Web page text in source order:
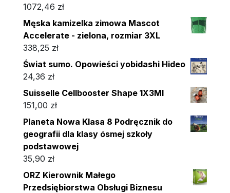
1072,46 zł
Męska kamizelka zimowa Mascot
Accelerate - zielona, rozmiar 3XL
338,25 zł
Świat sumo. Opowieści yobidashi Hideo
24,36 zł
Suisselle Cellbooster Shape 1X3Ml
151,00 zł
Planeta Nowa Klasa 8 Podręcznik do
geografii dla klasy ósmej szkoły
podstawowej
35,90 zł
ORZ Kierownik Małego
Przedsiębiorstwa Obsługi Biznesu